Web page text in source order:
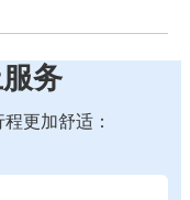
务
更加舒适：